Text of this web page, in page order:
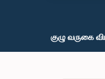
குழு வருகை